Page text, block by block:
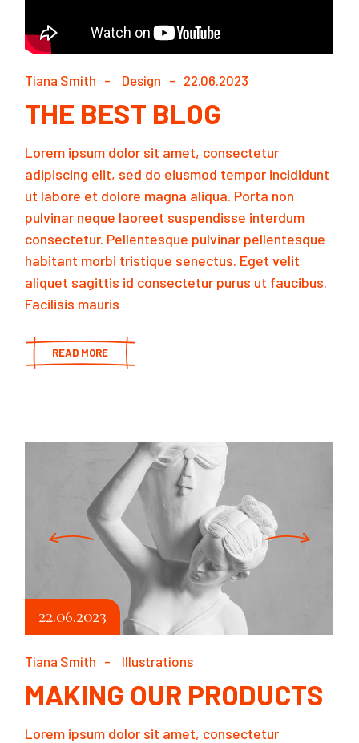
Tiana Smith Design 22.06.2023
THE BEST BLOG
Lorem ipsum dolor sit amet, consectetur
adipiscing elit, sed do eiusmod tempor incididunt
ut labore et dolore magna aliqua. Porta non
pulvinar neque laoreet suspendisse interdum
consectetur. Pellentesque pulvinar pellentesque
habitant morbi tristique senectus. Eget velit
aliquet sagittis id consectetur purus ut faucibus.
Facilisis mauris
READ MORE
22.06.2023
Tiana Smith Illustrations
MAKING OUR PRODUCTS
Lorem ipsum dolor sit amet, consectetur